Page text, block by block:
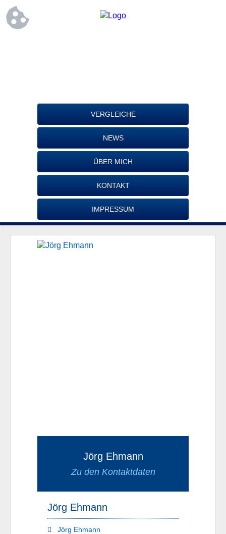
VERGLEICHE
NEWS
ÜBER MICH
KONTAKT
IMPRESSUM
Jörg Ehmann
Zu den Kontaktdaten
Jörg Ehmann
Jörg Ehmann